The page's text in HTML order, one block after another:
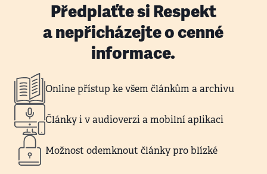
Předplaťte si Respekt
a nepřicházejte o cenné
informace.
Online přístup ke všem článkům a archivu
Články i v audioverzi a mobilní aplikaci
Možnost odemknout články pro blízké